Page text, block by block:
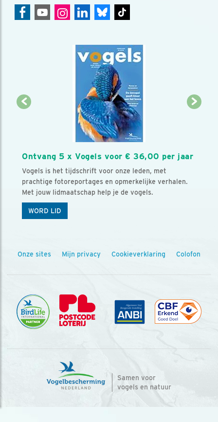
Ontvang 5 x Vogels voor € 36,00 per jaar
Vogels is het tijdschrift voor onze leden, met
prachtige fotoreportages en opmerkelijke verhalen.
Met jouw lidmaatschap help je de vogels.
WORD LID
Onze sites Mijn privacy Cookieverklaring Colofon
Samen voor
vogels en natuur